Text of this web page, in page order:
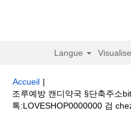
Langue
Accueil |
조루예방 캔디약국 §단축주소
톡:LOVESHOP0000000 검